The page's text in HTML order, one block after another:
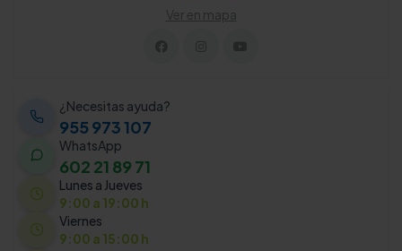
Ver en mapa
¿Necesitas ayuda?
955 973 107
WhatsApp
602 21 89 71
Lunes a Jueves
9:00 a 19:00 h
Viernes
9:00 a 15:00 h